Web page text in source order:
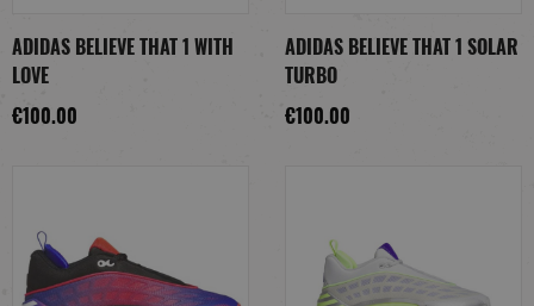
ADIDAS BELIEVE THAT 1 WITH
LOVE
€100.00
ADIDAS BELIEVE THAT 1 SOLAR
TURBO
€100.00